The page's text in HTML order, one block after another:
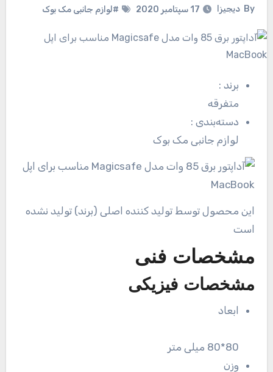
By دیجیزا 17 سپتامبر 2020 #لوازم جانبی مک بوک
برند:
متفرقه
دسته‌بندی:
لوازم جانبی مک بوک
این محصول توسط تولید کننده اصلی (برند) تولید نشده
است
مشخصات فنی
مشخصات فیزیکی
ابعاد
80*80 میلی متر
وزن